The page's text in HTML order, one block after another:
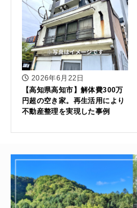
2026年6月22日
【高知県高知市】解体費300万
円超の空き家。再生活用により
不動産整理を実現した事例